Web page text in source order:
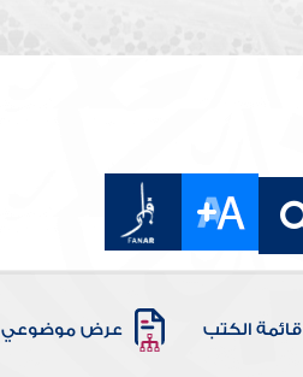
قائمة الكتب عرض موضوعي